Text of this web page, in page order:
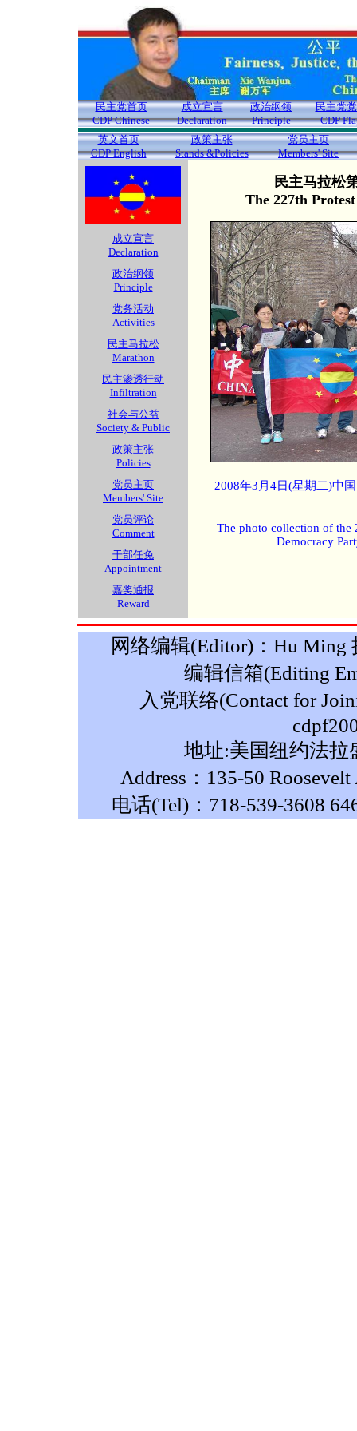
民主党首页
CDP Chinese
成立宣言
Declaration
政治纲领
Principle
民主党
CDP
英文首页
CDP English
政策主张
Stands &Policies
党员主页
Members' Site
成立宣言
Declaration
政治纲领
Principle
党务活动
Activities
民主马拉松
Marathon
民主渗透行动
Infiltration
社会与公益
Society & Public
政策主张
Policies
党员主页
Members' Site
党员评论
Comment
干部任免
Appointment
嘉奖通报
Reward
民主马拉松
The 227th
2008年3月4日(星期二)中
The photo collection of the
Democracy
网络编辑(Editor)：Hu Ming
编辑信箱(Editing
入党联络(Contact for
地址:美国纽约法拉
Address：135-50
电话(Tel)：718-539-3608